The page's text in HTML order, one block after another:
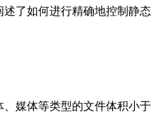
了如何进行精确地控制静态
媒体等类型的文件体积小于